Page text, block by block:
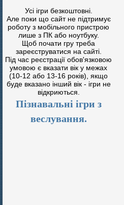
Усі ігри безкоштовні.
Але поки що сайт не підтримує
роботу з мобільного пристрою
лише з ПК або ноутбуку.
Щоб почати гру треба
зареєструватися на сайті.
Під час реєстрації обов'язковою
умовою є вказати вік у межах
(10-12 або 13-16 років), якщо
буде вказано інший вік - ігри не
відкриються.
Пізнавальні ігри з
веслування.